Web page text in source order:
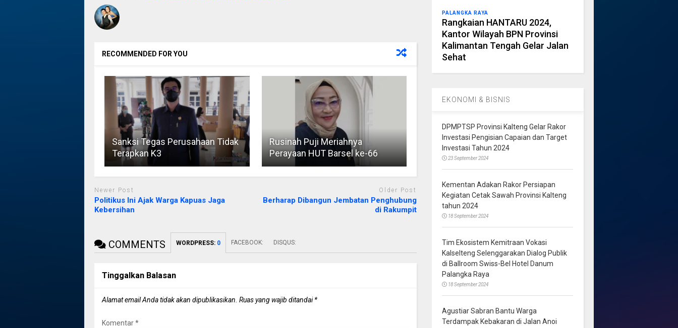
RECOMMENDED FOR YOU
Sanksi Tegas Perusahaan Tidak
Terapkan K3
Rusinah Puji Meriahnya
Perayaan HUT Barsel ke-66
Newer Post
Politikus Ini Ajak Warga Kapuas Jaga
Kebersihan
Older Post
Berharap Dibangun Jembatan Penghubung
di Rakumpit
COMMENTS WORDPRESS: 0 FACEBOOK: DISQUS:
Tinggalkan Balasan
Alamat email Anda tidak akan dipublikasikan. Ruas yang wajib ditandai*
Komentar*
PALANGKA RAYA
Rangkaian HANTARU 2024,
Kantor Wilayah BPN Provinsi
Kalimantan Tengah Gelar Jalan
Sehat
EKONOMI & BISNIS
DPMPTSP Provinsi Kalteng Gelar Rakor
Investasi Pengisian Capaian dan Target
Investasi Tahun 2024
23 September 2024
Kementan Adakan Rakor Persiapan
Kegiatan Cetak Sawah Provinsi Kalteng
tahun 2024
18 September 2024
Tim Ekosistem Kemitraan Vokasi
Kalselteng Selenggarakan Dialog Publik
di Ballroom Swiss-Bel Hotel Danum
Palangka Raya
18 September 2024
Agustiar Sabran Bantu Warga
Terdampak Kebakaran di Jalan Anoi